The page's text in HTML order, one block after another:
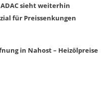
sieht weiterhin
für Preissenkungen
in Nahost – Heizölpreise